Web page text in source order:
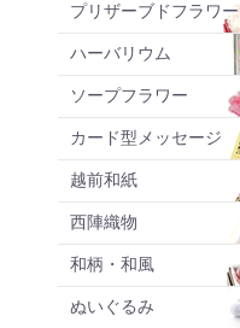
プリザーブドフラワー
ハーバリウム
ソープフラワー
カード型メッセージ
越前和紙
西陣織物
和柄・和風
ぬいぐるみ